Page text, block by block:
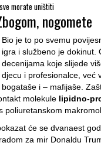
morate uništiti
nogomete
Bio je to po svemu
igra i službeno je dokinut.
decenijama koje slijede
djecu i profesionalce, već
bogataše i – mafijaše.
molekule lipidno-
poliuretanskom
će se dvanaest
za mir Donaldu